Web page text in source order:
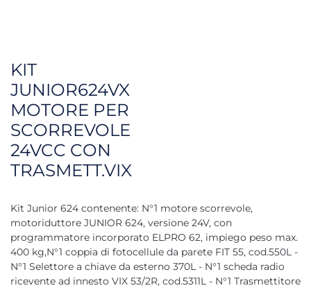
KIT
JUNIOR624VX
MOTORE PER
SCORREVOLE
24VCC CON
TRASMETT.VIX
Kit Junior 624 contenente: N°1 motore scorrevole,
motoriduttore JUNIOR 624, versione 24V, con
programmatore incorporato ELPRO 62, impiego peso max.
400 kg,N°1 coppia di fotocellule da parete FIT 55, cod.550L -
N°1 Selettore a chiave da esterno 370L - N°1 scheda radio
ricevente ad innesto VIX 53/2R, cod.5311L - N°1 Trasmettitore